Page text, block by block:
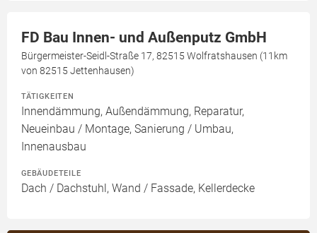
FD Bau Innen- und Außenputz GmbH
Bürgermeister-Seidl-Straße 17, 82515 Wolfratshausen (11km
von 82515 Jettenhausen)
TÄTIGKEITEN
Innendämmung, Außendämmung, Reparatur,
Neueinbau / Montage, Sanierung / Umbau,
Innenausbau
GEBÄUDETEILE
Dach / Dachstuhl, Wand / Fassade, Kellerdecke